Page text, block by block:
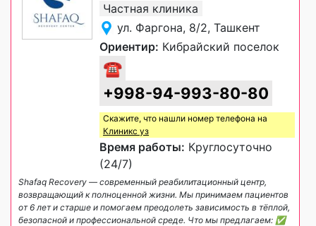
Частная клиника
ул. Фаргона, 8/2, Ташкент
Ориентир: Кибрайский поселок
☎
+998-94-993-80-80
Скажите, что нашли номер телефона на
Клиникс уз
Время работы: Круглосуточно
(24/7)
Shafaq Recovery — современный реабилитационный центр,
возвращающий к полноценной жизни. Мы принимаем пациентов
от 6 лет и старше и помогаем преодолеть зависимость в тёплой,
безопасной и профессиональной среде. Что мы предлагаем: ✅